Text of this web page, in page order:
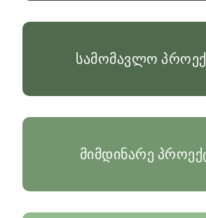
სამომავლო
მიმდინარე